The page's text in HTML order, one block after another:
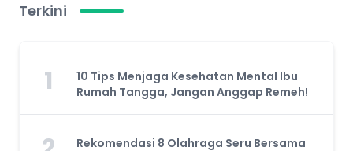
Terkini
1
10 Tips Menjaga Kesehatan Mental Ibu
Rumah Tangga, Jangan Anggap Remeh!
Rekomendasi 8 Olahraga Seru Bersama